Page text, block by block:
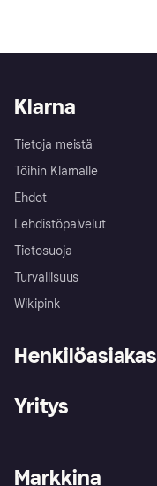
Klarna
Tietoja meistä
Töihin Klarnalle
Ehdot
Lehdistöpalvelut
Tietosuoja
Turvallisuus
Wikipink
Henkilöasiakas
Kirjaudu sisään
Tutustu kauppoihin
Yritys
Kirjaudu sisään yrityksenä
Markkina